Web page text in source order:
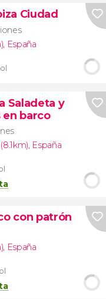
Ciudad
, España
Saladeta y
en barco
, España
con patrón
, España